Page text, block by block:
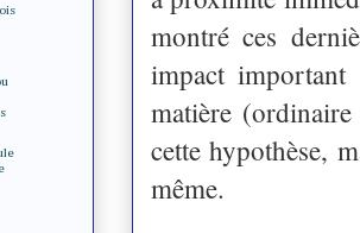
montré ces
impact
matière
cette hypothèse,
même.